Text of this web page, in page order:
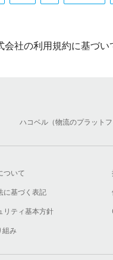
社の利用規約に基づ
ハコベル（物流のプラットフ
ついて
に基づく表記
リティ基本方針
組み